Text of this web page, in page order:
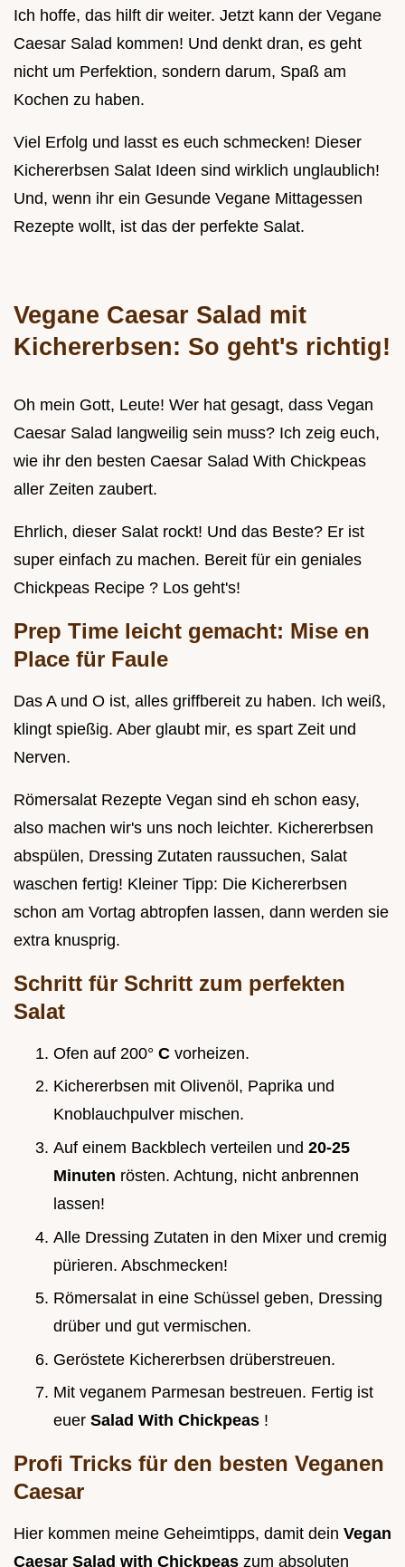
Ich hoffe, das hilft dir weiter. Jetzt kann der Vegane
Caesar Salad kommen! Und denkt dran, es geht
nicht um Perfektion, sondern darum, Spaß am
Kochen zu haben.
Viel Erfolg und lasst es euch schmecken! Dieser
Kichererbsen Salat Ideen sind wirklich unglaublich!
Und, wenn ihr ein Gesunde Vegane Mittagessen
Rezepte wollt, ist das der perfekte Salat.
Vegane Caesar Salad mit
Kichererbsen: So geht's richtig!
Oh mein Gott, Leute! Wer hat gesagt, dass Vegan
Caesar Salad langweilig sein muss? Ich zeig euch,
wie ihr den besten Caesar Salad With Chickpeas
aller Zeiten zaubert.
Ehrlich, dieser Salat rockt! Und das Beste? Er ist
super einfach zu machen. Bereit für ein geniales
Chickpeas Recipe ? Los geht's!
Prep Time leicht gemacht: Mise en
Place für Faule
Das A und O ist, alles griffbereit zu haben. Ich weiß,
klingt spießig. Aber glaubt mir, es spart Zeit und
Nerven.
Römersalat Rezepte Vegan sind eh schon easy,
also machen wir's uns noch leichter. Kichererbsen
abspülen, Dressing Zutaten raussuchen, Salat
waschen fertig! Kleiner Tipp: Die Kichererbsen
schon am Vortag abtropfen lassen, dann werden sie
extra knusprig.
Schritt für Schritt zum perfekten
Salat
Ofen auf 200° C vorheizen.
Kichererbsen mit Olivenöl, Paprika und
Knoblauchpulver mischen.
Auf einem Backblech verteilen und 20-25
Minuten rösten. Achtung, nicht anbrennen
lassen!
Alle Dressing Zutaten in den Mixer und cremig
pürieren. Abschmecken!
Römersalat in eine Schüssel geben, Dressing
drüber und gut vermischen.
Geröstete Kichererbsen drüberstreuen.
Mit veganem Parmesan bestreuen. Fertig ist
euer Salad With Chickpeas !
Profi Tricks für den besten Veganen
Caesar
Hier kommen meine Geheimtipps, damit dein Vegan
Caesar Salad with Chickpeas zum absoluten